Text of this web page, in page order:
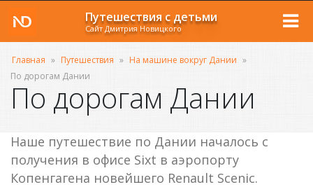
Путешествия с детьми
Сайт Дмитрия Новицкого
Главная » Путешествия » На машине вокруг Дании »
По дорогам Дании
По дорогам Дании
Наше путешествие по Дании началось с
получения в офисе Sixt в аэропорту
Копенгагена новейшего Renault Scenic.